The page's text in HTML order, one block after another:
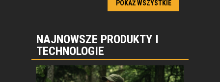
POKAŻ WSZYSTKIE
NAJNOWSZE PRODUKTY I
TECHNOLOGIE